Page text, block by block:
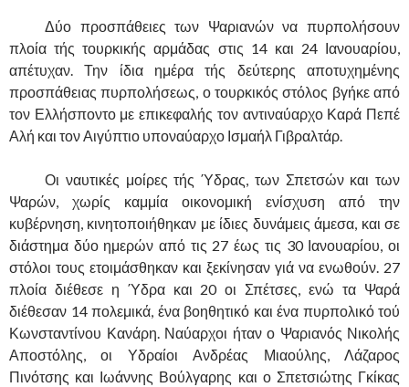
Δύο προσπάθειες των Ψαριανών να πυρπολήσουν
πλοία τής τουρκικής αρμάδας στις 14 και 24 Ιανουαρίου,
απέτυχαν. Την ίδια ημέρα τής δεύτερης αποτυχημένης
προσπάθειας πυρπολήσεως, ο τουρκικός στόλος βγήκε από
τον Ελλήσποντο με επικεφαλής τον αντιναύαρχο Καρά Πεπέ
Αλή και τον Αιγύπτιο υποναύαρχο Ισμαήλ Γιβραλτάρ.
Οι ναυτικές μοίρες τής Ύδρας, των Σπετσών και των
Ψαρών, χωρίς καμμία οικονομική ενίσχυση από την
κυβέρνηση, κινητοποιήθηκαν με ίδιες δυνάμεις άμεσα, και σε
διάστημα δύο ημερών από τις 27 έως τις 30 Ιανουαρίου, οι
στόλοι τους ετοιμάσθηκαν και ξεκίνησαν γιά να ενωθούν. 27
πλοία διέθεσε η Ύδρα και 20 οι Σπέτσες, ενώ τα Ψαρά
διέθεσαν 14 πολεμικά, ένα βοηθητικό και ένα πυρπολικό τού
Κωνσταντίνου Κανάρη. Ναύαρχοι ήταν ο Ψαριανός Νικολής
Αποστόλης, οι Υδραίοι Ανδρέας Μιαούλης, Λάζαρος
Πινότσης και Ιωάννης Βούλγαρης και ο Σπετσιώτης Γκίκας